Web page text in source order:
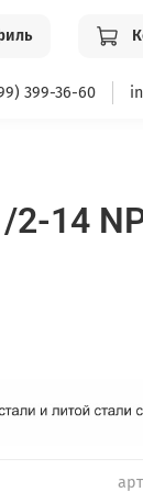
399-36-60
14